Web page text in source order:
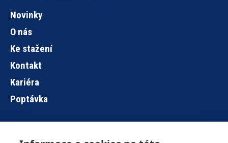
Novinky
O nás
Ke stažení
Kontakt
Kariéra
Poptávka